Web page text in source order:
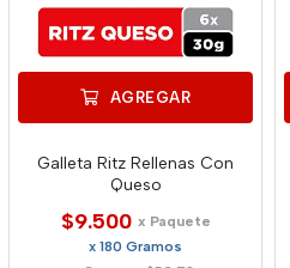
AGREGAR
Galleta Ritz Rellenas Con
Queso
$9.500 x Paquete
x 180 Gramos